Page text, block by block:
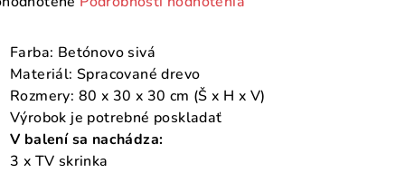
Farba: Betónovo sivá
Materiál: Spracované drevo
Rozmery: 80 x 30 x 30 cm (Š x H x V)
Výrobok je potrebné poskladať
V balení sa nachádza:
3 x TV skrinka